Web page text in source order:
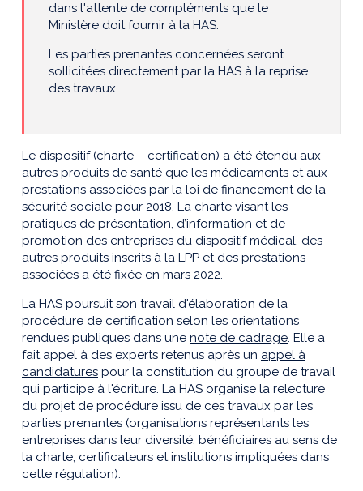
dans l'attente de compléments que le
Ministère doit fournir à la HAS.
Les parties prenantes concernées seront
sollicitées directement par la HAS à la reprise
des travaux.
Le dispositif (charte – certification) a été étendu aux
autres produits de santé que les médicaments et aux
prestations associées par la loi de financement de la
sécurité sociale pour 2018. La charte visant les
pratiques de présentation, d’information et de
promotion des entreprises du dispositif médical, des
autres produits inscrits à la LPP et des prestations
associées a été fixée en mars 2022.
La HAS poursuit son travail d'élaboration de la
procédure de certification selon les orientations
rendues publiques dans une note de cadrage. Elle a
fait appel à des experts retenus après un appel à
candidatures pour la constitution du groupe de travail
qui participe à l'écriture. La HAS organise la relecture
du projet de procédure issu de ces travaux par les
parties prenantes (organisations représentants les
entreprises dans leur diversité, bénéficiaires au sens de
la charte, certificateurs et institutions impliquées dans
cette régulation).